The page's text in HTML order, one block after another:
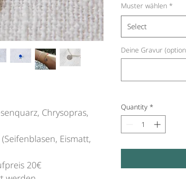
Chrysopras,
Eismatt,
20€
Muster wählen *
Select
Deine Gravur
Quantity *